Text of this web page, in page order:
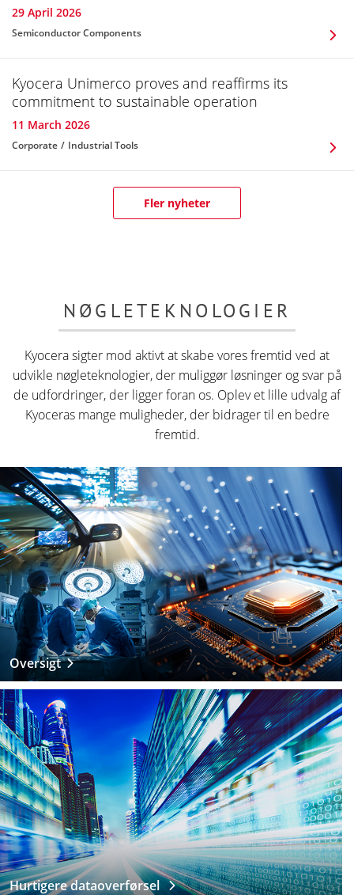
29 April 2026
Semiconductor Components
Kyocera Unimerco proves and reaffirms its
commitment to sustainable operation
11 March 2026
Corporate Industrial Tools
Fler nyheter
NØGLETEKNOLOGIER
Kyocera sigter mod aktivt at skabe vores fremtid ved at
udvikle nøgleteknologier, der muliggør løsninger og svar på
de udfordringer, der ligger foran os. Oplev et lille udvalg af
Kyoceras mange muligheder, der bidrager til en bedre
fremtid.
Oversigt
Hurtigere dataoverførsel